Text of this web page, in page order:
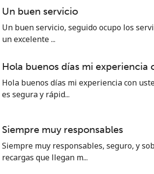
tu contraseña? →
Un buen servicio
Un buen servicio, seguido ocupo los
un excelente ...
Hola buenos días mi experiencia
Hola buenos días mi experiencia con
es segura y rápid...
Siempre muy responsables
Siempre muy responsables, seguro, y
recargas que llegan m...